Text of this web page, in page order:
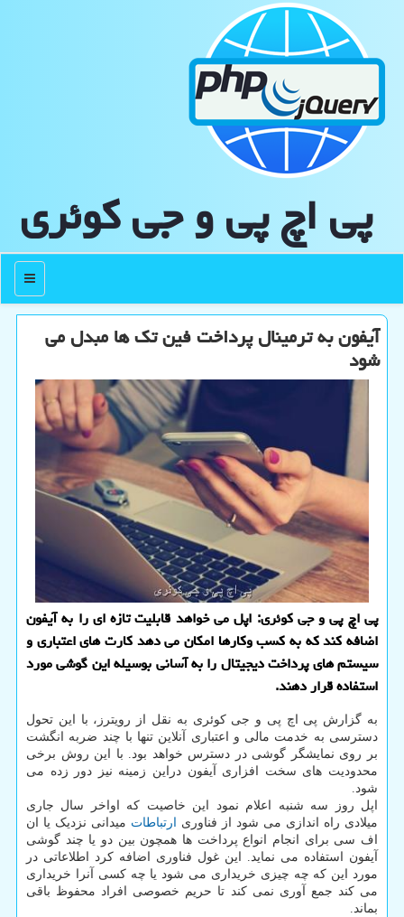
پی اچ پی و جی كوئری
منو
آیفون به ترمینال پرداخت فین تک ها مبدل می
شود
پی اچ پی و جی کوئری: اپل می خواهد قابلیت تازه ای را به آیفون
اضافه کند که به کسب وکارها امکان می دهد کارت های اعتباری و
سیستم های پرداخت دیجیتال را به آسانی بوسیله این گوشی مورد
استفاده قرار دهند.
به گزارش پی اچ پی و جی کوئری به نقل از رویترز، با این تحول
دسترسی به خدمت مالی و اعتباری آنلاین تنها با چند ضربه انگشت
بر روی نمایشگر گوشی در دسترس خواهد بود. با این روش برخی
محدودیت های سخت افزاری آیفون دراین زمینه نیز دور زده می
شود.
اپل روز سه شنبه اعلام نمود این خاصیت که اواخر سال جاری
میلادی راه اندازی می شود از فناوری
ارتباطات میدانی نزدیک یا ان
اف سی برای انجام انواع پرداخت ها همچون بین دو یا چند گوشی
آیفون استفاده می نماید. این غول فناوری اضافه کرد اطلاعاتی در
مورد این که چه چیزی خریداری می شود یا چه کسی آنرا خریداری
می کند جمع آوری نمی کند تا حریم خصوصی افراد محفوظ باقی
بماند.